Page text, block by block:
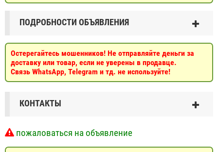
ПОДРОБНОСТИ ОБЪЯВЛЕНИЯ
Остерегайтесь мошенников! Не отправляйте деньги за
доставку или товар, если не уверены в продавце.
Связь WhatsApp, Telegram и тд. не используйте!
КОНТАКТЫ
пожаловаться на объявление